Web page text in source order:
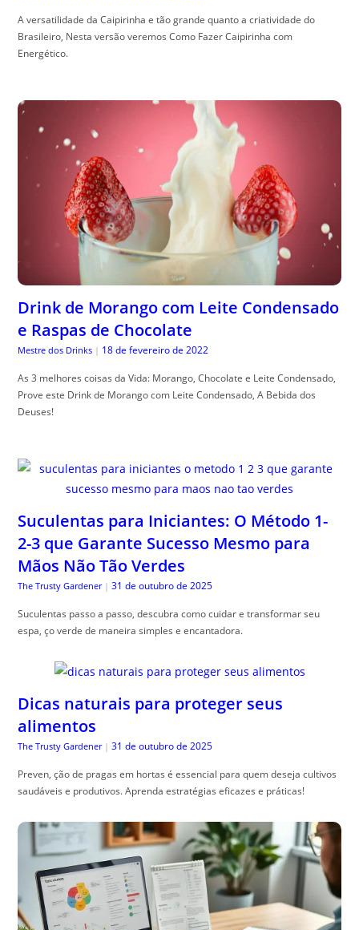
A versatilidade da Caipirinha e tão grande quanto a criatividade do
Brasileiro, Nesta versão veremos Como Fazer Caipirinha com
Energético.
Drink de Morango com Leite Condensado
e Raspas de Chocolate
Mestre dos Drinks | 18 de fevereiro de 2022
As 3 melhores coisas da Vida: Morango, Chocolate e Leite Condensado,
Prove este Drink de Morango com Leite Condensado, A Bebida dos
Deuses!
Suculentas para Iniciantes: O Método 1-
2-3 que Garante Sucesso Mesmo para
Mãos Não Tão Verdes
The Trusty Gardener | 31 de outubro de 2025
Suculentas passo a passo, descubra como cuidar e transformar seu
espa, ço verde de maneira simples e encantadora.
Dicas naturais para proteger seus
alimentos
The Trusty Gardener | 31 de outubro de 2025
Preven, ção de pragas em hortas é essencial para quem deseja cultivos
saudáveis e produtivos. Aprenda estratégias eficazes e práticas!